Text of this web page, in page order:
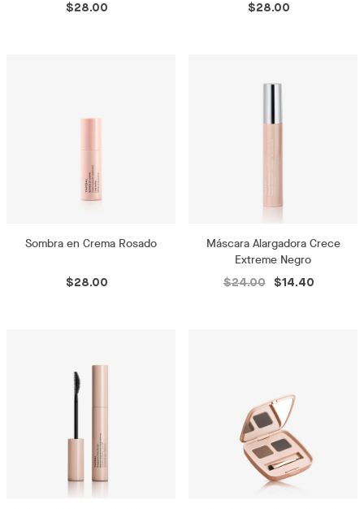
$28.00 $28.00
Sombra en Crema Rosado
$28.00
Máscara Alargadora Crece
Extreme Negro
$24.00 $14.40